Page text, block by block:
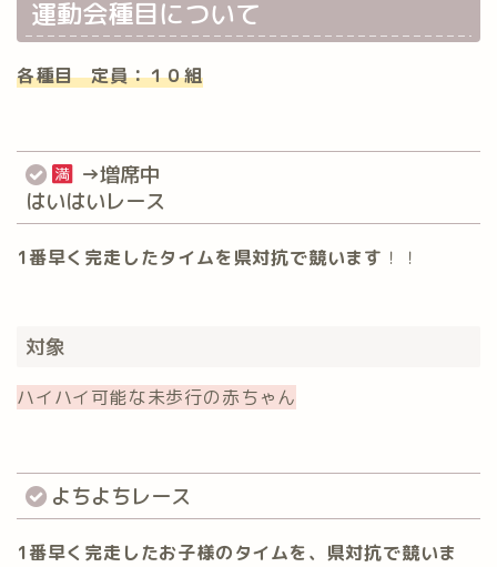
運動会種目について
各種目 定員：１０組
→増席中
はいはいレース
1番早く完走したタイムを県対抗で競います ！！
対象
ハイハイ可能な未歩行の赤ちゃん
よちよちレース
1番早く完走したお子様のタイムを、県対抗で競いま